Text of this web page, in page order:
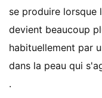
se produire
devient beaucoup
habituellement par
dans la peau qui
.